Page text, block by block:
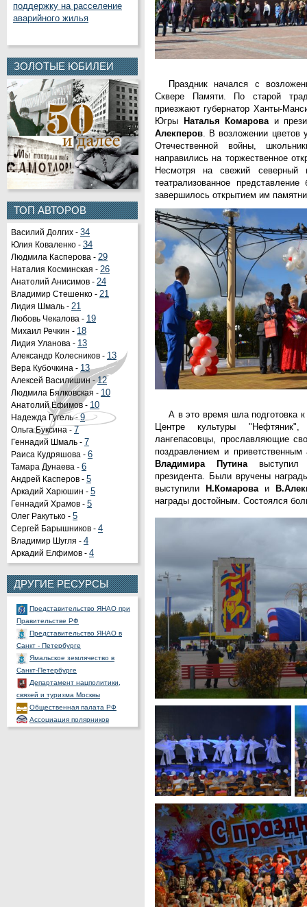
поддержку на расселение
аварийного жилья
ЗОЛОТЫЕ ЮБИЛЕИ
ТОП АВТОРОВ
Василий Долгих - 34
Юлия Коваленко - 34
Людмила Касперова - 29
Наталия Косминская - 26
Анатолий Анисимов - 24
Владимир Стешенко - 21
Лидия Шмаль - 21
Любовь Чекалова - 19
Михаил Речкин - 18
Лидия Уланова - 13
Александр Колесников - 13
Вера Кубочкина - 13
Алексей Василишин -12
Людмила Бялковская - 10
Анатолий Ефимов - 10
Надежда Гугель -9
Ольга Буксина - 7
Геннадий Шмаль - 7
Раиса Кудряшова - 6
Тамара Дунаева - 6
Андрей Касперов - 5
Аркадий Харюшин - 5
Геннадий Храмов - 5
Олег Ракутько - 5
Сергей Барышников - 4
Владимир Шугля - 4
Аркадий Елфимов - 4
ДРУГИЕ РЕСУРСЫ
Органы государственной
власти РФ
Портал государственных и
муниципальных услуг
Официальный портал
правовой информации
Представительство ХМАО -
Югры при Правительстве РФ
Представительство ЯНАО при
Представительство ЯНАО в
Санкт - Петербурге
Ямальское землячество в
Санкт-Петербурге
Департамент нацполитики,
связей и туризма Москвы
Общественная палата РФ
Ассоциация полярников
СНП России
РОССНГС
Праздник начался с
Сквере Памяти. По старой
приезжают губернатор Ханты-
Югры
Наталья Комароваи
Алекперов. В возложении цветов
Отечественной войны,
направились на торжественное
Несмотря на свежий северный
театрализованное представление
завершилось открытием им
А в это время шла подготовка
Центре культуры
лангепасовцы, прославляющие
поздравлением и
Владимира Путинавыступил
президента. Были вручены
выступили
Н.Комароваи
награды достойным. Состоялся